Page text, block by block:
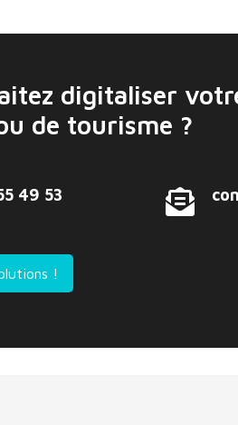
digitaliser
de tourisme ?
49 53
!